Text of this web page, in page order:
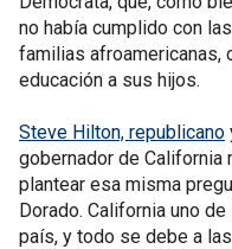
no había cumplido con
familias afroamericanas,
educación a sus hijos.
Steve Hilton, republicano
gobernador de California
plantear esa misma
Dorado. California uno
país, y todo se debe a